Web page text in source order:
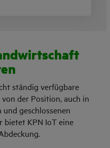
ständig verfügbare
der Position, auch in
und geschlossenen
bietet KPN IoT eine